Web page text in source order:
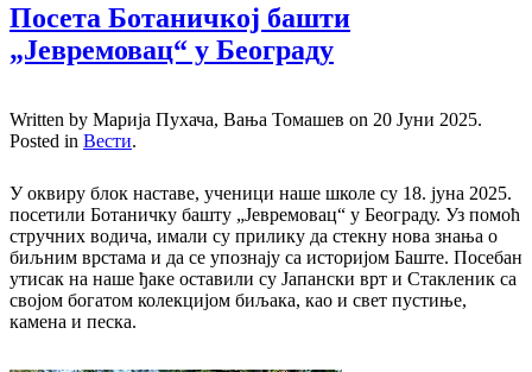
Посета Ботаничкој башти
„Јевремовац“ у Београду
Written by Марија Пухача, Вања Томашев on 20 Јуни 2025.
Posted in Вести.
У оквиру блок наставе, ученици наше школе су 18. јуна 2025.
посетили Ботаничку башту „Јевремовац“ у Београду. Уз помоћ
стручних водича, имали су прилику да стекну нова знања о
биљним врстама и да се упознају са историјом Баште. Посебан
утисак на наше ђаке оставили су Јапански врт и Стакленик са
својом богатом колекцијом биљака, као и свет пустиње,
камена и песка.